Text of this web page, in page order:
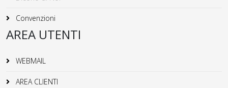
Convenzioni
AREA UTENTI
WEBMAIL
AREA CLIENTI